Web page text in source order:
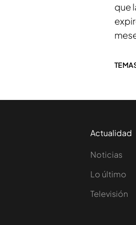
que
Actualidad
Noticias
Lo último
Televisión